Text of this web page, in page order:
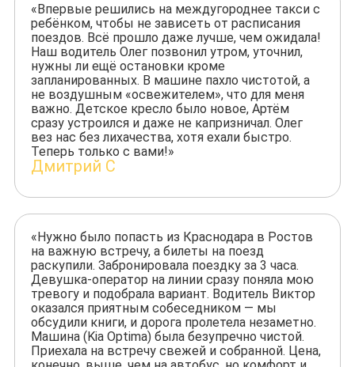
«Впервые решились на междугороднее такси с
ребёнком, чтобы не зависеть от расписания
поездов. Всё прошло даже лучше, чем ожидала!
Наш водитель Олег позвонил утром, уточнил,
нужны ли ещё остановки кроме
запланированных. В машине пахло чистотой, а
не воздушным «освежителем», что для меня
важно. Детское кресло было новое, Артём
сразу устроился и даже не капризничал. Олег
вез нас без лихачества, хотя ехали быстро.
Теперь только с вами!»
Дмитрий С
«Нужно было попасть из Краснодара в Ростов
на важную встречу, а билеты на поезд
раскупили. Забронировала поездку за 3 часа.
Девушка-оператор на линии сразу поняла мою
тревогу и подобрала вариант. Водитель Виктор
оказался приятным собеседником — мы
обсудили книги, и дорога пролетела незаметно.
Машина (Kia Optima) была безупречно чистой.
Приехала на встречу свежей и собранной. Цена,